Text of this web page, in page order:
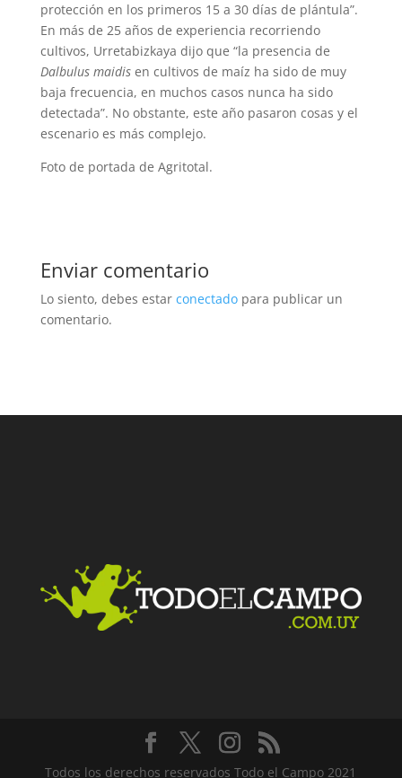
protección en los primeros 15 a 30 días de plántula”.
En más de 25 años de experiencia recorriendo
cultivos, Urretabizkaya dijo que “la presencia de
Dalbulus maidisen cultivos de maíz ha sido de muy
baja frecuencia, en muchos casos nunca ha sido
detectada”. No obstante, este año pasaron cosas y el
escenario es más complejo.
Foto de portada de Agritotal.
Enviar comentario
Lo siento, debes estar conectadopara publicar un
comentario.
Todos los derechos reservados Todo el Campo 2021
Facebook